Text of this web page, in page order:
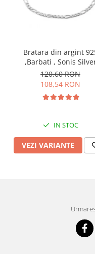
Bratara din argint
,Barbati , Sonis
120,60 RON
108,54 RON
IN STOC
VEZI VARIANTE